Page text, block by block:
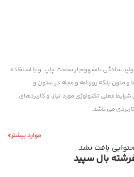
سادگی نامفهوم از صنعت چاپ، و با استفاده
و متون بلکه روزنامه و مجله در ستون و
فعلی تکنولوژی مورد نیاز، و کاربردهای
می باشد.
موارد بیشتر
یافت نشد
بال سپید